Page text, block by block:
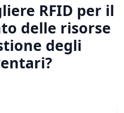
RFID per il
delle risorse
degli